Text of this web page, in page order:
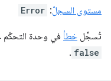
مستوى السجلّ:
Error
تُسجِّل خطأ في وحدة التحكّم
false
.